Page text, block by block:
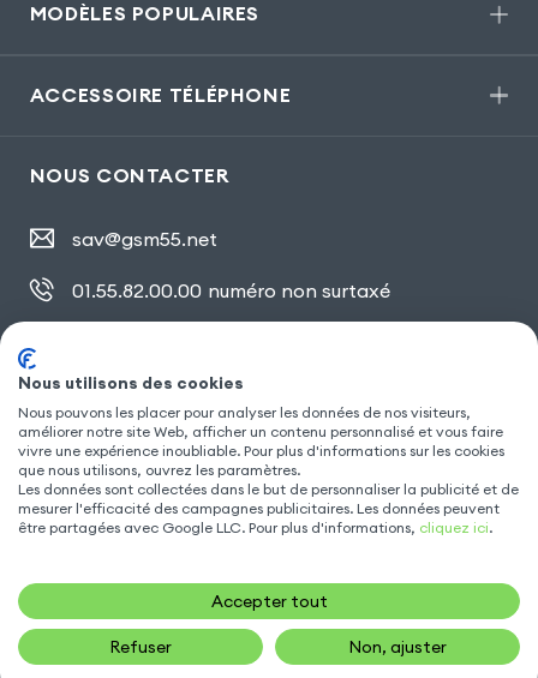
MODÈLES POPULAIRES
ACCESSOIRE TÉLÉPHONE
NOUS CONTACTER
sav@gsm55.net
01.55.82.00.00 numéro non surtaxé
SUIVEZ NOUS
Nous utilisons des cookies
Nous pouvons les placer pour analyser les données de nos visiteurs,
améliorer notre site Web, afficher un contenu personnalisé et vous faire
vivre une expérience inoubliable. Pour plus d'informations sur les cookies
que nous utilisons, ouvrez les paramètres.
Les données sont collectées dans le but de personnaliser la publicité et de
mesurer l'efficacité des campagnes publicitaires. Les données peuvent
être partagées avec Google LLC. Pour plus d'informations, cliquez ici.
Accepter tout
Refuser Non, ajuster